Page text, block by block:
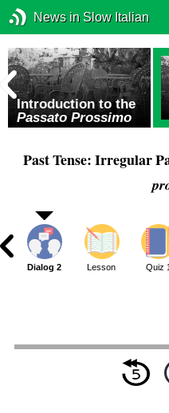
News in Slow Italian
Introduction to the
Passato Prossimo
Past Tense: Irregular
Dialog 2 Lesson Quiz 1